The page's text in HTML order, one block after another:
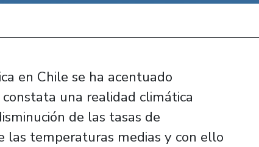
en Chile se ha acentuado
una realidad climática
de las tasas de
las temperaturas medias y con ello